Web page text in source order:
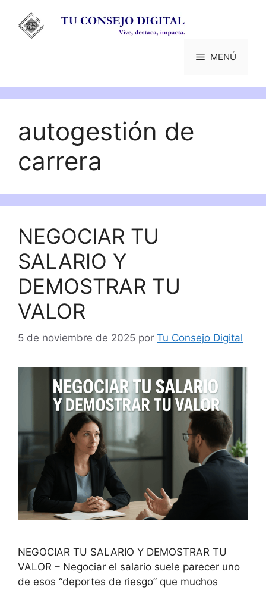
contenido
MENÚ
autogestión de
carrera
NEGOCIAR TU
SALARIO Y
DEMOSTRAR TU
VALOR
5 de noviembre de 2025 por Tu Consejo Digital
NEGOCIAR TU SALARIO Y DEMOSTRAR TU
VALOR – Negociar el salario suele parecer uno
de esos “deportes de riesgo” que muchos